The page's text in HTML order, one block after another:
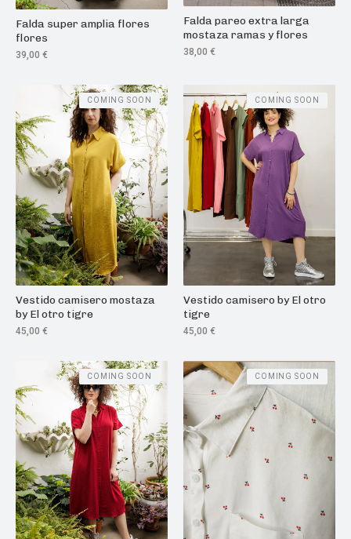
Falda super amplia flores
flores
39,00 €
Falda pareo extra larga
mostaza ramas y flores
38,00 €
Vestido camisero mostaza
by El otro tigre
45,00 €
COMING SOON
Vestido camisero by El otro
tigre
45,00 €
COMING SOON
COMING SOON COMING SOON